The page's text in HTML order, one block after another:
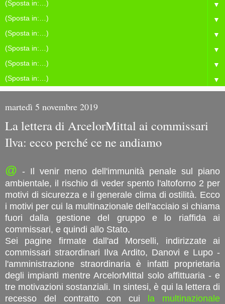
▼
▼
▼
▼
▼
▼
martedì 5 novembre 2019
La lettera di ArcelorMittal ai commissari
Ilva: ecco perché ce ne andiamo
@ - Il venir meno dell'immunità penale sul piano
ambientale, il rischio di veder spento l'altoforno 2 per
motivi di sicurezza e il generale clima di ostilità. Ecco
i motivi per cui la multinazionale dell'acciaio si chiama
fuori dalla gestione del gruppo e lo riaffida ai
commissari, e quindi allo Stato.
Sei pagine firmate dall'ad Morselli, indirizzate ai
commissari straordinari Ilva Ardito, Danovi e Lupo -
l'amministrazione straordinaria è infatti proprietaria
degli impianti mentre ArcelorMittal solo affittuaria - e
tre motivazioni sostanziali. In sintesi, è qui la lettera di
recesso del contratto con cui la multinazionale